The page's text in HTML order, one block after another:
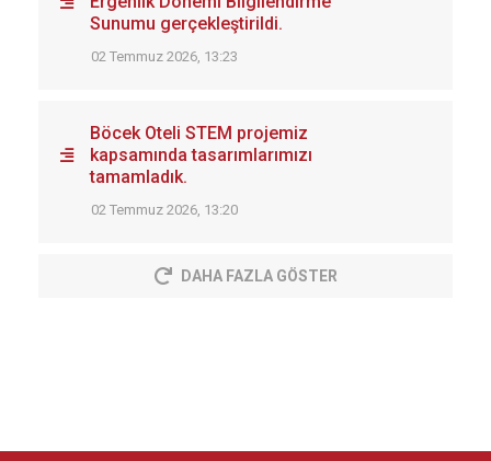
Sunumu gerçekleştirildi.
02 Temmuz 2026, 13:23
Böcek Oteli STEM projemiz
kapsamında tasarımlarımızı
tamamladık.
02 Temmuz 2026, 13:20
DAHA FAZLA GÖSTER